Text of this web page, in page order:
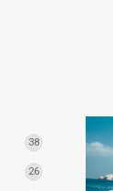
38
26